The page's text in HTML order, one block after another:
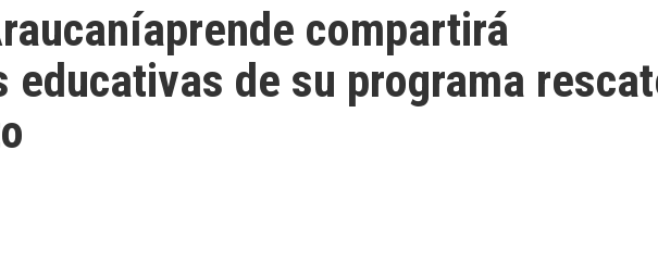
compartirá
educativas de su programa